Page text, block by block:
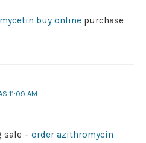
buy online purchase
11:09 AM
sale – order azithromycin